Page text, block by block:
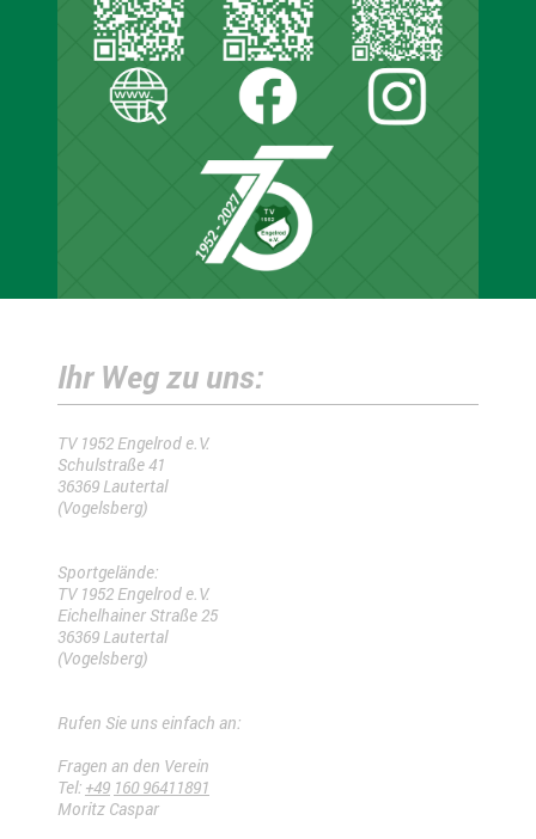
Ihr Weg zu uns:
TV 1952 Engelrod e.V.
Schulstraße 41
36369 Lautertal
(Vogelsberg)
Sportgelände:
TV 1952 Engelrod e.V.
Eichelhainer Straße 25
36369 Lautertal
(Vogelsberg)
Rufen Sie uns einfach an:
Fragen an den Verein
Tel: +49 160 96411891
Moritz Caspar